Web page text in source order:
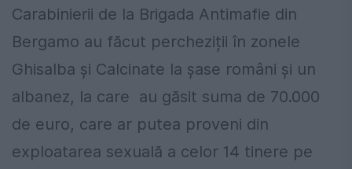
Carabinierii de la Brigada Antimafie din
Bergamo au făcut percheziții în zonele
Ghisalba şi Calcinate la şase români şi un
albanez, la care au găsit suma de 70.000
de euro, care ar putea proveni din
exploatarea sexuală a celor 14 tinere pe